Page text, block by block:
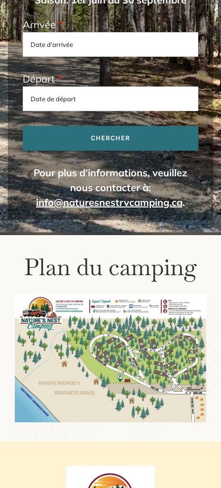
Arrivée*
Départ*
Pour plus d’informations, veuillez
nous contacter à:
info@naturesnestrvcamping.ca.
Plan du camping